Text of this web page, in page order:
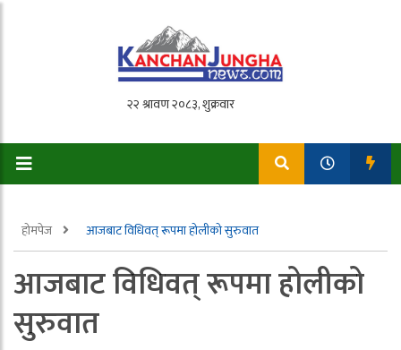
होमपेज आजबाट विधिवत् रूपमा होलीको सुरुवात
आजबाट विधिवत् रूपमा होलीको
सुरुवात